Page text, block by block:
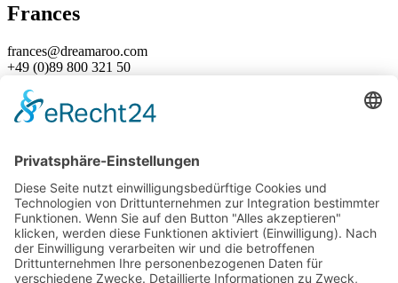
Frances
frances@dreamaroo.com
+49 (0)89 800 321 50
Büroleitung Deutschland
Expertin für Australien & Neuseeland
dreamaroo
David
david@dreamaroo.com
+61 (0) 498 485 597